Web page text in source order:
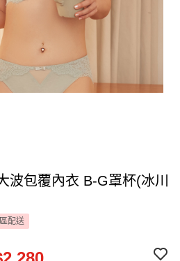
波包覆內衣 B-G罩杯(冰川
配送